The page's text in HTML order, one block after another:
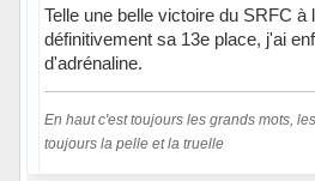
Telle une belle victoire du SRFC à
définitivement sa 13e place, j'ai
d'adrénaline.
En haut c'est toujours les grands mots,
toujours la pelle et la truelle